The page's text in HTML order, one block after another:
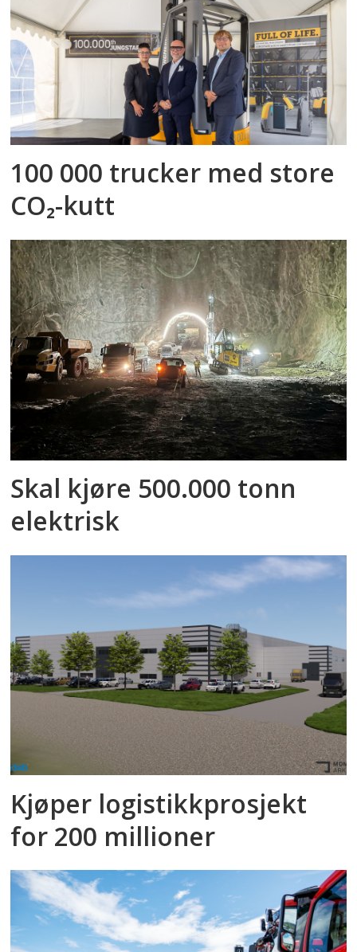
100 000 trucker med store
CO₂-kutt
Skal kjøre 500.000 tonn
elektrisk
Kjøper logistikkprosjekt
for 200 millioner